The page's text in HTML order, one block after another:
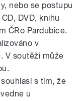
nebo se postupu
DVD, knihu
ČRo Pardubice.
v
V soutěži může
s tím, že
u